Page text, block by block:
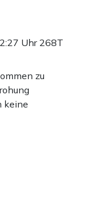
Uhr 268T
zu
keine